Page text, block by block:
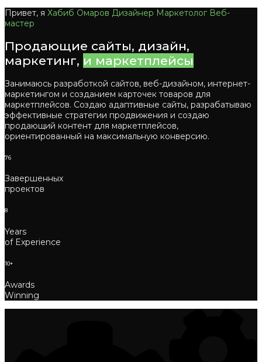
Привет, я Хабиб Омаров Дизайнер Маркетолог Веб-
мастер
Продающие сайты, дизайн,
маркетинг, и маркетплейсы
Занимаюсь разработкой сайтов, веб-дизайном, интернет-
маркетингом и созданием карточек товаров для
маркетплейсов. Создаю адаптивные сайты, разрабатываю
эффективные стратегии продвижения и создаю
продающий контент для маркетплейсов,
ориентированный на максимальную конверсию.
76
Завершенных
проектов
8
Years
of Experience
10+
Awards
Winning